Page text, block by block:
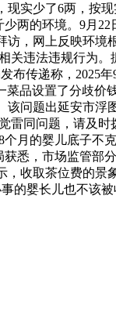
实少了6两，按
两的环境。9月
，网上反映环境
违法违规行为
传递称，2025
品设置了分歧价
问题出延安市浮
同问题，请及时
月的婴儿底子不
悉，市场监管部
收取茶位费的景
的婴长儿也不该被